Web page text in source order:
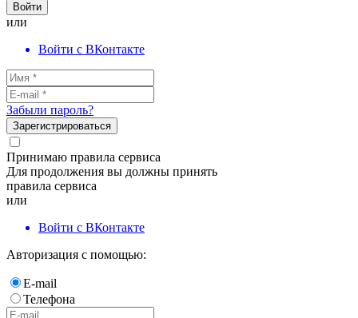
Войти
или
Войти с ВКонтакте
Забыли пароль?
Зарегистрироваться
Принимаю правила сервиса
Для продолжения вы должны принять
правила сервиса
или
Войти с ВКонтакте
Авторизация с помощью:
E-mail
Телефона